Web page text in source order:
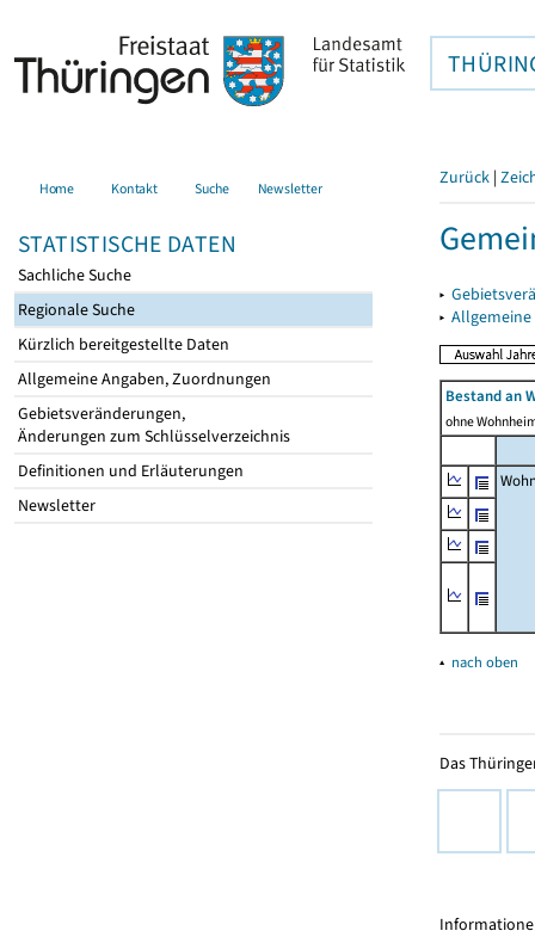
Home Kontakt Suche Newsletter
STATISTISCHE DATEN
Sachliche Suche
Regionale Suche
Kürzlich bereitgestellte Daten
Allgemeine Angaben, Zuordnungen
Gebietsveränderungen,
Änderungen zum Schlüsselverzeichnis
Definitionen und Erläuterungen
Newsletter
Zurück |
▸
▸
Bestand an
ohne
▴ nach oben
Das